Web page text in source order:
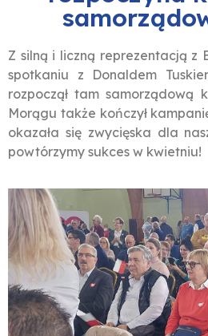
Z silną i liczną reprezentacją z
spotkaniu z Donaldem
rozpoczął tam samorządową
Morągu także kończył
okazała się zwycięska dla
powtórzymy sukces w kwietniu!